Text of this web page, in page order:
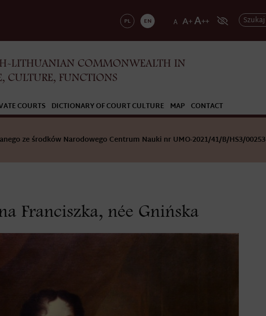
PL EN Szukaj
LITHUANIAN COMMONWEALTH IN
CULTURE, FUNCTIONS
COURTS DICTIONARY OF COURT CULTURE MAP CONTACT
ze środków Narodowego Centrum Nauki nr UMO-2021/41/B/HS3/00253
Franciszka, née Gnińska